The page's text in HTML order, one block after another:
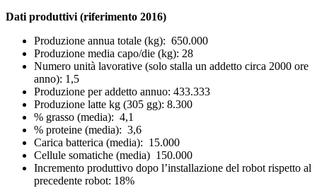
Dati produttivi (riferimento 2016)
Produzione annua totale (kg): 650.000
Produzione media capo/die (kg): 28
Numero unità lavorative (solo stalla un addetto circa 2000 ore
anno): 1,5
Produzione per addetto annuo: 433.333
Produzione latte kg (305 gg): 8.300
% grasso (media): 4,1
% proteine (media): 3,6
Carica batterica (media): 15.000
Cellule somatiche (media) 150.000
Incremento produttivo dopo l’installazione del robot rispetto al
precedente robot: 18%